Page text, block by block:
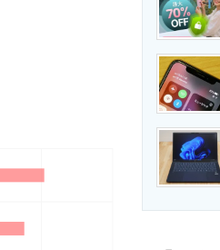
エネルギーの専門メディア